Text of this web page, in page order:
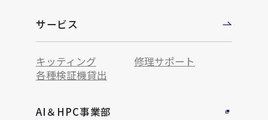
サービス
キッティング
修理サポート
各種検証機貸出
AI＆HPC事業部